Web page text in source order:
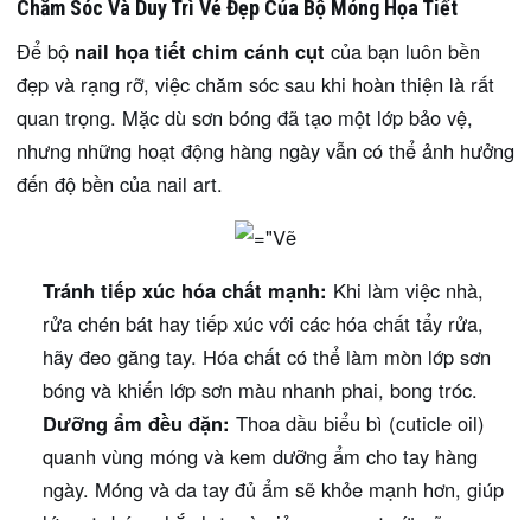
Chăm Sóc Và Duy Trì Vẻ Đẹp Của Bộ Móng Họa Tiết
Để bộ nail họa tiết chim cánh cụt của bạn luôn bền
đẹp và rạng rỡ, việc chăm sóc sau khi hoàn thiện là rất
quan trọng. Mặc dù sơn bóng đã tạo một lớp bảo vệ,
nhưng những hoạt động hàng ngày vẫn có thể ảnh hưởng
đến độ bền của nail art.
Tránh tiếp xúc hóa chất mạnh: Khi làm việc nhà,
rửa chén bát hay tiếp xúc với các hóa chất tẩy rửa,
hãy đeo găng tay. Hóa chất có thể làm mòn lớp sơn
bóng và khiến lớp sơn màu nhanh phai, bong tróc.
Dưỡng ẩm đều đặn: Thoa dầu biểu bì (cuticle oil)
quanh vùng móng và kem dưỡng ẩm cho tay hàng
ngày. Móng và da tay đủ ẩm sẽ khỏe mạnh hơn, giúp